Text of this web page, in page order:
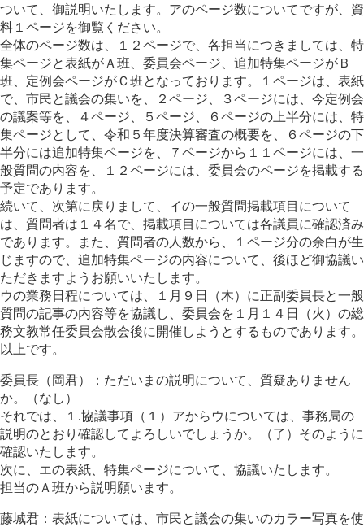
ついて、御説明いたします。アのページ数についてですが、資
料１ページを御覧ください。
全体のページ数は、１２ページで、各担当につきましては、特
集ページと表紙がＡ班、委員会ページ、追加特集ページがＢ
班、定例会ページがＣ班となっております。１ページは、表紙
で、市民と議会の集いを、２ページ、３ページには、今定例会
の議案等を、４ページ、５ページ、６ページの上半分には、特
集ページとして、令和５年度決算審査の概要を、６ページの下
半分には追加特集ページを、７ページから１１ページには、一
般質問の内容を、１２ページには、委員会のページを掲載する
予定であります。
続いて、次第に戻りまして、イの一般質問掲載項目について
は、質問者は１４名で、掲載項目については各議員に確認済み
であります。また、質問者の人数から、１ページ分の余白が生
じますので、追加特集ページの内容について、後ほど御協議い
ただきますようお願いいたします。
ウの業務日程については、１月９日（木）に正副委員長と一般
質問の記事の内容等を協議し、委員会を１月１４日（火）の総
務文教常任委員会散会後に開催しようとするものであります。
以上です。
委員長（岡君）：ただいまの説明について、質疑ありません
か。（なし）
それでは、１.協議事項（１）アからウについては、事務局の
説明のとおり確認してよろしいでしょうか。（了）そのように
確認いたします。
次に、エの表紙、特集ページについて、協議いたします。
担当のＡ班から説明願います。
藤城君：表紙については、市民と議会の集いのカラー写真を使